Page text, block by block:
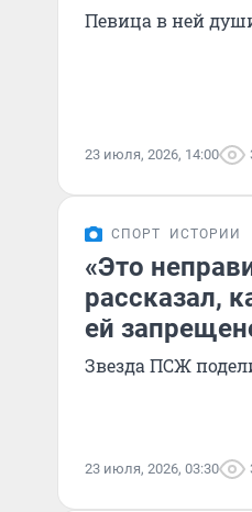
Певица в ней
23 июля, 2026, 14:00
СПОРТ ИСТОРИИ
«Это
рассказал,
ей
Звезда ПСЖ
23 июля, 2026, 03:30